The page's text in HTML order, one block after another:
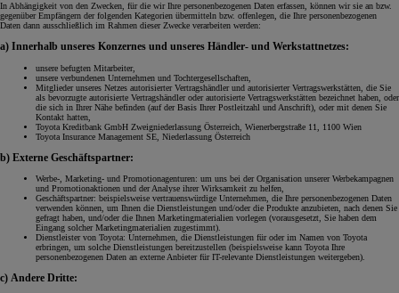
In Abhängigkeit von den Zwecken, für die wir Ihre personenbezogenen Daten erfassen, können wir sie an bzw.
gegenüber Empfängern der folgenden Kategorien übermitteln bzw. offenlegen, die Ihre personenbezogenen
Daten dann ausschließlich im Rahmen dieser Zwecke verarbeiten werden:
a) Innerhalb unseres Konzernes und unseres Händler- und Werkstattnetzes:
unsere befugten Mitarbeiter,
unsere verbundenen Unternehmen und Tochtergesellschaften,
Mitglieder unseres Netzes autorisierter Vertragshändler und autorisierter Vertragswerkstätten, die Sie
als bevorzugte autorisierte Vertragshändler oder autorisierte Vertragswerkstätten bezeichnet haben, oder
die sich in Ihrer Nähe befinden (auf der Basis Ihrer Postleitzahl und Anschrift), oder mit denen Sie
Kontakt hatten,
Toyota Kreditbank GmbH Zweigniederlassung Österreich, Wienerbergstraße 11, 1100 Wien
Toyota Insurance Management SE, Niederlassung Österreich
b) Externe Geschäftspartner:
Werbe-, Marketing- und Promotionagenturen: um uns bei der Organisation unserer Werbekampagnen
und Promotionaktionen und der Analyse ihrer Wirksamkeit zu helfen,
Geschäftspartner: beispielsweise vertrauenswürdige Unternehmen, die Ihre personenbezogenen Daten
verwenden können, um Ihnen die Dienstleistungen und/oder die Produkte anzubieten, nach denen Sie
gefragt haben, und/oder die Ihnen Marketingmaterialien vorlegen (vorausgesetzt, Sie haben dem
Eingang solcher Marketingmaterialien zugestimmt).
Dienstleister von Toyota: Unternehmen, die Dienstleistungen für oder im Namen von Toyota
erbringen, um solche Dienstleistungen bereitzustellen (beispielsweise kann Toyota Ihre
personenbezogenen Daten an externe Anbieter für IT-relevante Dienstleistungen weitergeben).
c) Andere Dritte: